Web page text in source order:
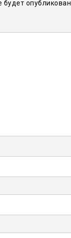
опубликован.